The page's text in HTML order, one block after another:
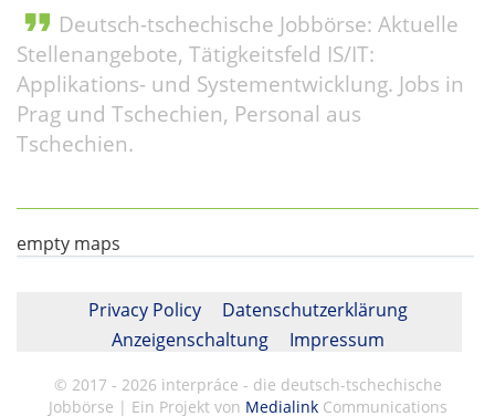
format_quote Deutsch-tschechische Jobbörse: Aktuelle
Stellenangebote, Tätigkeitsfeld IS/IT:
Applikations- und Systementwicklung. Jobs in
Prag und Tschechien, Personal aus
Tschechien.
empty maps
Privacy Policy
Datenschutzerklärung
Anzeigenschaltung
Impressum
© 2017 - 2026 interpráce - die deutsch-tschechische
Jobbörse | Ein Projekt von MedialinkCommunications